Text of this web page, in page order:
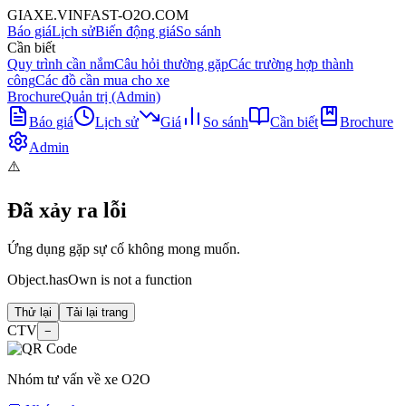
GIAXE.VINFAST-O2O.COM
Báo giáLịch sửBiến động giáSo sánh
Cần biết
Quy trình cần nắmCâu hỏi thường gặpCác trường hợp thành
côngCác đồ cần mua cho xe
BrochureQuản trị (Admin)
Báo giá
Lịch sử Giá So sánh Cần biết
Brochure
Admin
⚠️
Đã xảy ra lỗi
Ứng dụng gặp sự cố không mong muốn.
Object.hasOwn is not a function
Thử lại Tải lại trang
CTV −
Nhóm tư vấn về xe O2O